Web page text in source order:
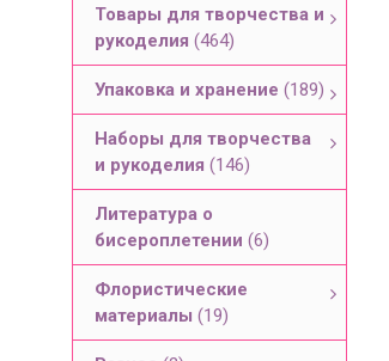
Товары для творчества и
рукоделия (464)
Упаковка и хранение (189)
Наборы для творчества
и рукоделия (146)
Литература о
бисероплетении (6)
Флористические
материалы (19)